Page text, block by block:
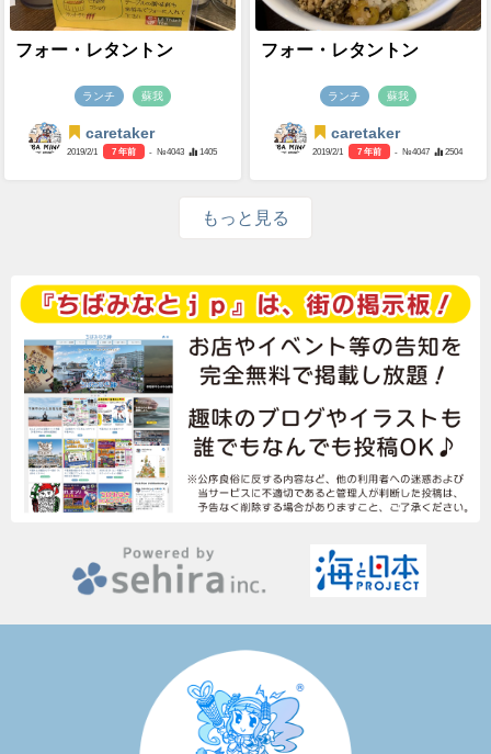
フォー・レタントン
ランチ 蘇我
caretaker
2019/2/1 7 年前 - №4043 1405
フォー・レタントン
ランチ 蘇我
caretaker
2019/2/1 7 年前 - №4047 2504
もっと見る